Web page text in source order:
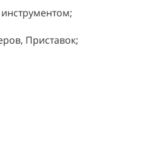
Приставок;